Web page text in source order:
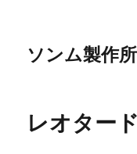
ソンム製作
レオター